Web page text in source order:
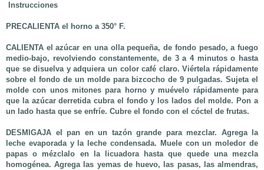
Instrucciones
PRECALIENTA el horno a 350° F.
CALIENTA el azúcar en una olla pequeña, de fondo pesado, a fuego
medio-bajo, revolviendo constantemente, de 3 a 4 minutos o hasta
que se disuelva y adquiera un color café claro. Viértela rápidamente
sobre el fondo de un molde para bizcocho de 9 pulgadas. Sujeta el
molde con unos mitones para horno y muévelo rápidamente para
que la azúcar derretida cubra el fondo y los lados del molde. Pon a
un lado hasta que se enfríe. Cubre el fondo con el cóctel de frutas.
DESMIGAJA el pan en un tazón grande para mezclar. Agrega la
leche evaporada y la leche condensada. Muele con un moledor de
papas o mézclalo en la licuadora hasta que quede una mezcla
homogénea. Agrega las yemas de huevo, las pasas, las almendras,